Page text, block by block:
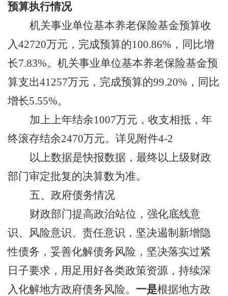
预算执行情况
机关事业单位基本养老保险基金预算收
入42720万元 ， 完成预算的100.86% ，同比增
长7.83%。机关事业单位基本养老保险基金预
算支出41257万元 ， 完成预算的99.20% ，同比
增长5.55%。
加上上年结余1007万元 ， 收支相抵，年
终滚存结余2470万元。 详见附件4-2
以上数据是快报数据，最终以上级财政
部门审定批复的决算数为准。
五、政府债务情况
财政部门提高政治站位， 强化底线意
识、风险意识、 责任意识， 坚决遏制新增隐
性债务 ，妥善化解债务风险，坚决落实过紧
日子要求，用足用好各类政策资源， 持续深
入化解地方政府债务风险。 一是根据地方政